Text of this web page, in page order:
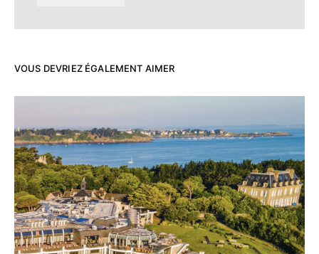
VOUS DEVRIEZ ÉGALEMENT AIMER